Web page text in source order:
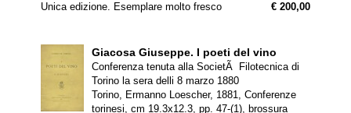
Unica edizione. Esemplare molto fresco
€ 200,00
Giacosa Giuseppe. I poeti del vino
Conferenza tenuta alla SocietÃ Filotecnica di
Torino la sera delli 8 marzo 1880
Torino, Ermanno Loescher, 1881, Conferenze
torinesi, cm 19.3x12.3, pp. 47-(1), brossura